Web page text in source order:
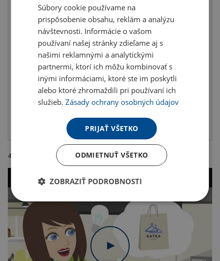
U partnera 98387 ks môžete mať 12.8. až 18.8.
Do košíka
Doručenie Možnosti doručenia »
Osobný odber Výdajné miesta »
Pridať do obľúbených
4 farebné kriedy , priemer 25 mm. Rozmer: 9,5X2,5X10,5cm
Súbory cookie používame na
prispôsobenie obsahu, reklám a analýzu
návštevnosti. Informácie o vašom
používaní našej stránky zdieľame aj s
našimi reklamnými a analytickými
partnermi, ktorí ich môžu kombinovať s
inými informáciami, ktoré ste im poskytli
alebo ktoré zhromaždili pri používaní ich
služieb.Zásady ochrany osobných údajov
PRIJAŤ VŠETKO
ODMIETNUŤ VŠETKO
ZOBRAZIŤ PODROBNOSTI